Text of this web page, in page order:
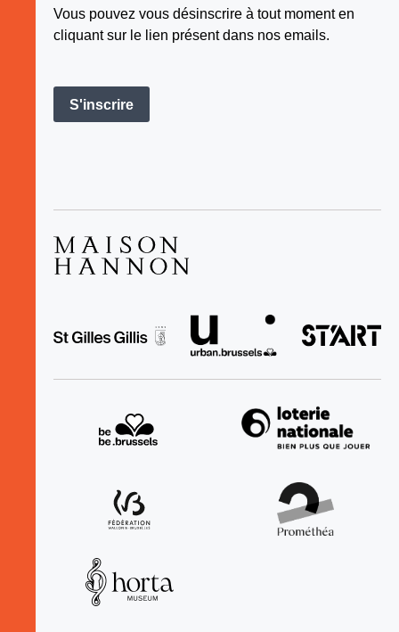
Vous pouvez vous désinscrire à tout moment en
cliquant sur le lien présent dans nos emails.
S'inscrire